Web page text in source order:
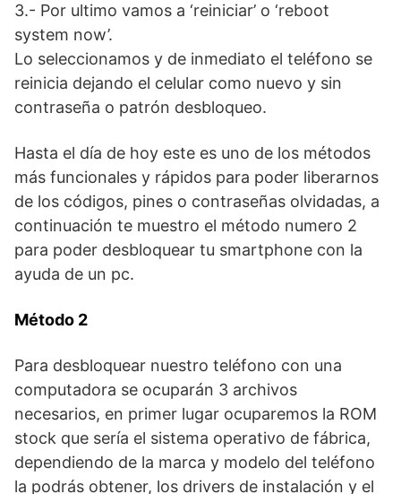
3.- Por ultimo vamos a ‘reiniciar’ o ‘reboot
system now’.
Lo seleccionamos y de inmediato el teléfono se
reinicia dejando el celular como nuevo y sin
contraseña o patrón desbloqueo.
Hasta el día de hoy este es uno de los métodos
más funcionales y rápidos para poder liberarnos
de los códigos, pines o contraseñas olvidadas, a
continuación te muestro el método numero 2
para poder desbloquear tu smartphone con la
ayuda de un pc.
Método 2
Para desbloquear nuestro teléfono con una
computadora se ocuparán 3 archivos
necesarios, en primer lugar ocuparemos la ROM
stock que sería el sistema operativo de fábrica,
dependiendo de la marca y modelo del teléfono
la podrás obtener, los drivers de instalación y el